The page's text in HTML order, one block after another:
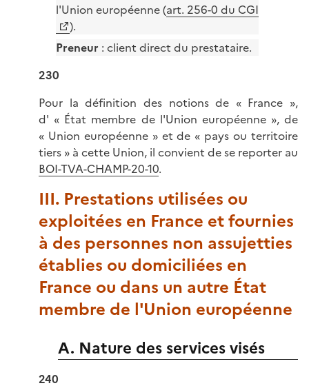
l'Union européenne (art. 256-0 du CGI
).
Preneur : client direct du prestataire.
230
Pour la définition des notions de « France »,
d' « État membre de l'Union européenne », de
« Union européenne » et de « pays ou territoire
tiers » à cette Union, il convient de se reporter au
BOI-TVA-CHAMP-20-10.
III. Prestations utilisées ou
exploitées en France et fournies
à des personnes non assujetties
établies ou domiciliées en
France ou dans un autre État
membre de l'Union européenne
A. Nature des services visés
240